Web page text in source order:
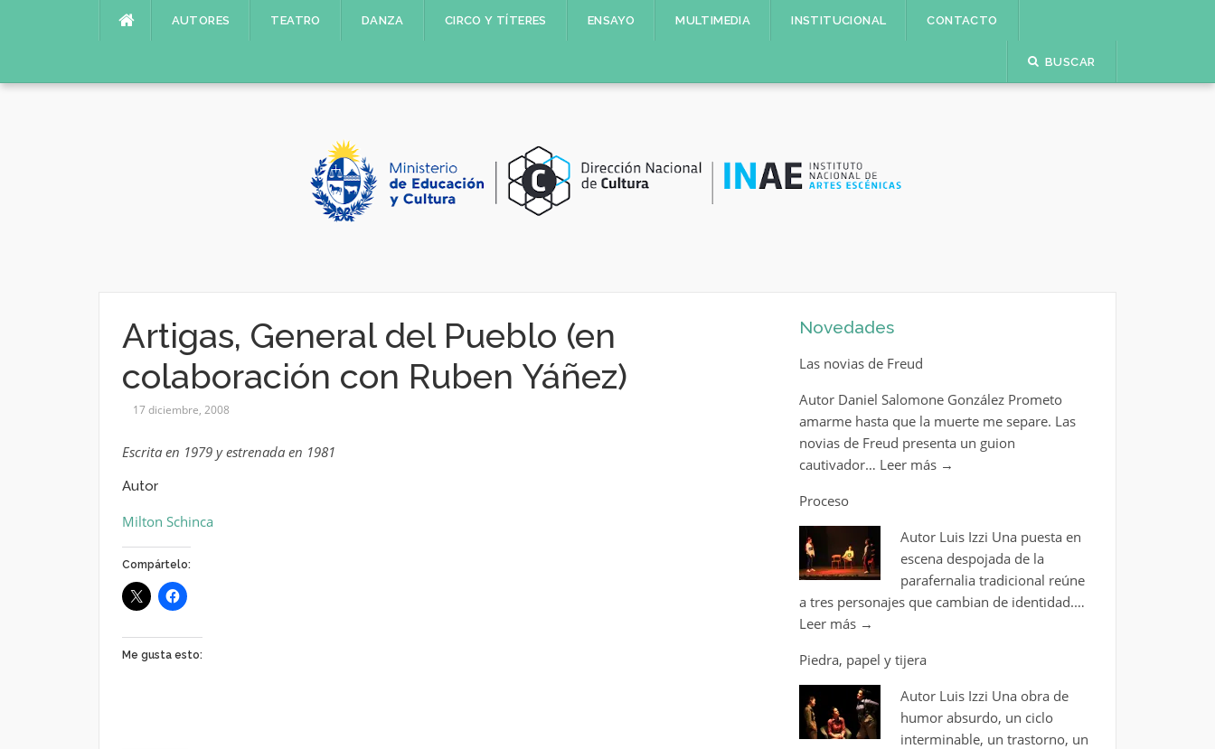
AUTORES TEATRO DANZA CIRCO Y TÍTERES ENSAYO MULTIMEDIA INSTITUCIONAL CONTACTO
BUSCAR
Artigas, General del Pueblo (en
colaboración con Ruben Yáñez)
17 diciembre, 2008
Escrita en 1979 y estrenada en 1981
Autor
Milton Schinca
Compártelo:
Me gusta esto:
Novedades
Las novias de Freud
Autor Daniel Salomone González Prometo
amarme hasta que la muerte me separe. Las
novias de Freud presenta un guion
cautivador… Leer más →
Proceso
Autor Luis Izzi Una puesta en
escena despojada de la
parafernalia tradicional reúne
a tres personajes que cambian de identidad.…
Leer más →
Piedra, papel y tijera
Autor Luis Izzi Una obra de
humor absurdo, un ciclo
interminable, un trastorno, un